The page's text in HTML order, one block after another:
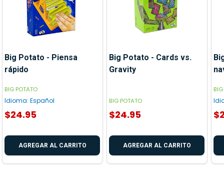
Big Potato - Piensa
rápido
BIG POTATO
Idioma: Español
$24.95
AGREGAR AL CARRITO
Big Potato - Cards vs.
Gravity
BIG POTATO
$24.95
AGREGAR AL CARRITO